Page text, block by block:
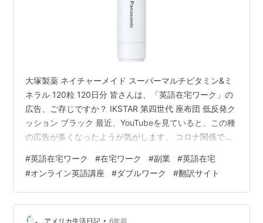
大塚製薬 ネイチャーメイド スーパーマルチビタミン&ミ
ネラル 120粒 120日分 皆さんは、「英語在宅ワーク」の
広告、ご存じですか？ IKSTAR 第四世代 座布団 低反発ク
ッション ブラック 最近、YouTubeを見ていると、この種
の広告が多くなったようが気がします。 コロナ関係で仕
せん。 ちなみに、坂口雅志氏という方の広告では、 「時
間・場所に縛られない...」「老後も高い時給を稼ぎ続け
られる...」「収入を得ながら、グングン英語力がアッ
プ...」だったかなぁ、興味をそそられるキャッチコピー
が、ズラリと並んでいました。 特に「高い英語力は…
#英語在宅ワーク #在宅ワーク #副業 #英語在宅
#オンライン英語講座 #ダブルワーク #翻訳サイト
アメリカ生活日記 • 6年前